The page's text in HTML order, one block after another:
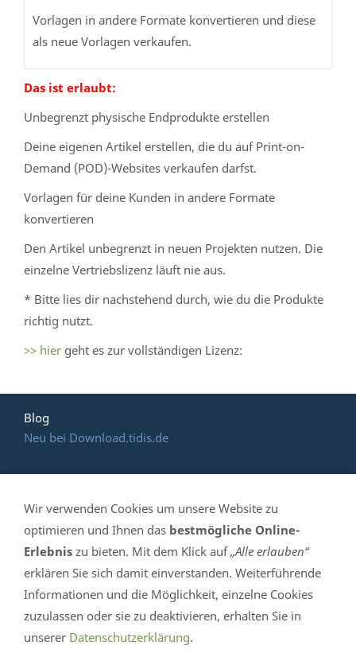
Vorlagen in andere Formate konvertieren und diese
als neue Vorlagen verkaufen.
Das ist erlaubt:
Unbegrenzt physische Endprodukte erstellen
Deine eigenen Artikel erstellen, die du auf Print-on-
Demand (POD)-Websites verkaufen darfst.
Vorlagen für deine Kunden in andere Formate
konvertieren
Den Artikel unbegrenzt in neuen Projekten nutzen. Die
einzelne Vertriebslizenz läuft nie aus.
* Bitte lies dir nachstehend durch, wie du die Produkte
richtig nutzt.
>> hier geht es zur vollständigen Lizenz:
Blog
Neu bei Download.tidis.de
HOTLINE: (035 365)
639 061
TiDis Handelshaus - Mittelstr. 4 in 04895 Falkenberg /
Elster - Telefon 035 365-639 061- eMail info@tidis.de -
Wir verwenden Cookies um unsere Website zu
optimieren und Ihnen das bestmögliche Online-
Erlebnis zu bieten. Mit dem Klick auf„Alle erlauben“
erklären Sie sich damit einverstanden. Weiterführende
Informationen und die Möglichkeit, einzelne Cookies
zuzulassen oder sie zu deaktivieren, erhalten Sie in
unserer Datenschutzerklärung.